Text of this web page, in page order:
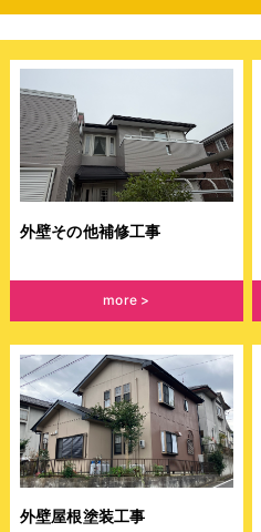
外壁その他補修工事
more
外壁屋根塗装工事